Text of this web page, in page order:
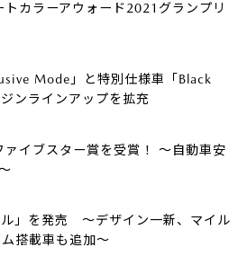
カラーアウォード2021グランプリ
Mode」と特別仕様車「Black
ンラインアップを拡充
イブスター賞を受賞！ ～自動車安
」を発売 ～デザイン一新、マイル
搭載車も追加～